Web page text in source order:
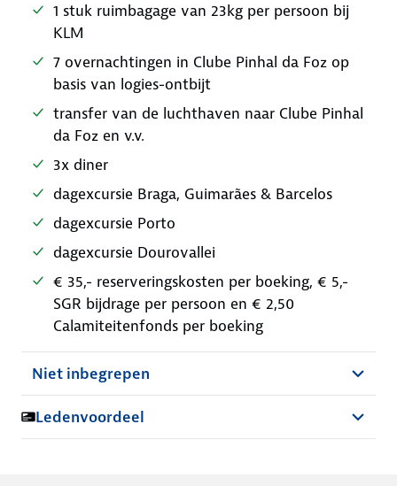
1 stuk ruimbagage van 23kg per persoon bij
KLM
7 overnachtingen in Clube Pinhal da Foz op
basis van logies-ontbijt
transfer van de luchthaven naar Clube Pinhal
da Foz en v.v.
3x diner
dagexcursie Braga, Guimarães & Barcelos
dagexcursie Porto
dagexcursie Dourovallei
€ 35,- reserveringskosten per boeking, € 5,-
SGR bijdrage per persoon en € 2,50
Calamiteitenfonds per boeking
Niet inbegrepen
Ledenvoordeel